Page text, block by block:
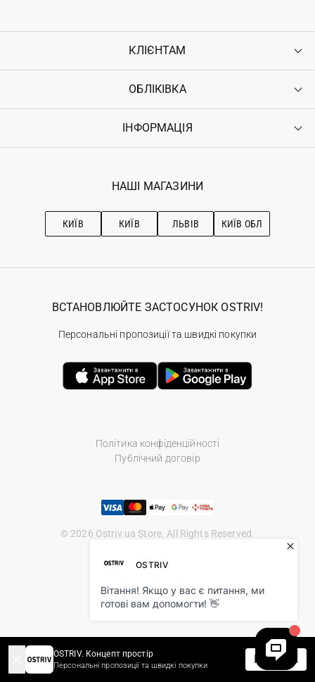
КЛІЄНТАМ
Контакти
Повернення
Гарантія
ОБЛІКІВКА
Увійти
Ostriv Club+
ІНФОРМАЦІЯ
Наші магазини
Рекомендації з догляду
НАШІ МАГАЗИНИ
КИЇВ КИЇВ ЛЬВІВ КИЇВ ОБЛ
Політика конфіденційності
Публічний договір
© 2026 Ostriv.ua Store. All Rights Reserved.
ВСТАНОВЛЮЙТЕ ЗАСТОСУНОК OSTRIV!
Персональні пропозиції та швидкі покупки
OSTRIV. Концепт простір
Персональні пропозиції та швидкі покупки Перейти